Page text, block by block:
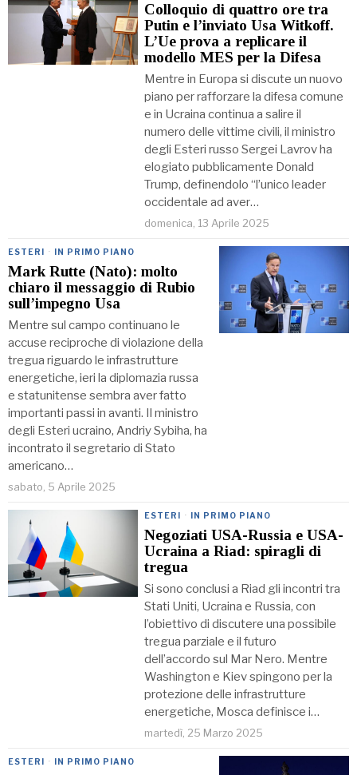
Colloquio di quattro ore tra
Putin e l’inviato Usa Witkoff.
L’Ue prova a replicare il
modello MES per la Difesa
Mentre in Europa si discute un nuovo
piano per rafforzare la difesa comune
e in Ucraina continua a salire il
numero delle vittime civili, il ministro
degli Esteri russo Sergei Lavrov ha
elogiato pubblicamente Donald
Trump, definendolo “l’unico leader
occidentale ad aver…
domenica, 13 Aprile 2025
ESTERI · IN PRIMO PIANO
Mark Rutte (Nato): molto
chiaro il messaggio di Rubio
sull’impegno Usa
Mentre sul campo continuano le
accuse reciproche di violazione della
tregua riguardo le infrastrutture
energetiche, ieri la diplomazia russa
e statunitense sembra aver fatto
importanti passi in avanti. Il ministro
degli Esteri ucraino, Andriy Sybiha, ha
incontrato il segretario di Stato
americano…
sabato, 5 Aprile 2025
ESTERI · IN PRIMO PIANO
Negoziati USA-Russia e USA-
Ucraina a Riad: spiragli di
tregua
Si sono conclusi a Riad gli incontri tra
Stati Uniti, Ucraina e Russia, con
l’obiettivo di discutere una possibile
tregua parziale e il futuro
dell’accordo sul Mar Nero. Mentre
Washington e Kiev spingono per la
protezione delle infrastrutture
energetiche, Mosca definisce i…
martedì, 25 Marzo 2025
ESTERI · IN PRIMO PIANO